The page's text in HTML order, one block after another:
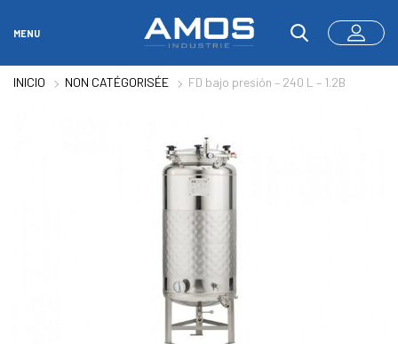
MENU
INICIO NON CATÉGORISÉE FD bajo presión – 240 L – 1.2B